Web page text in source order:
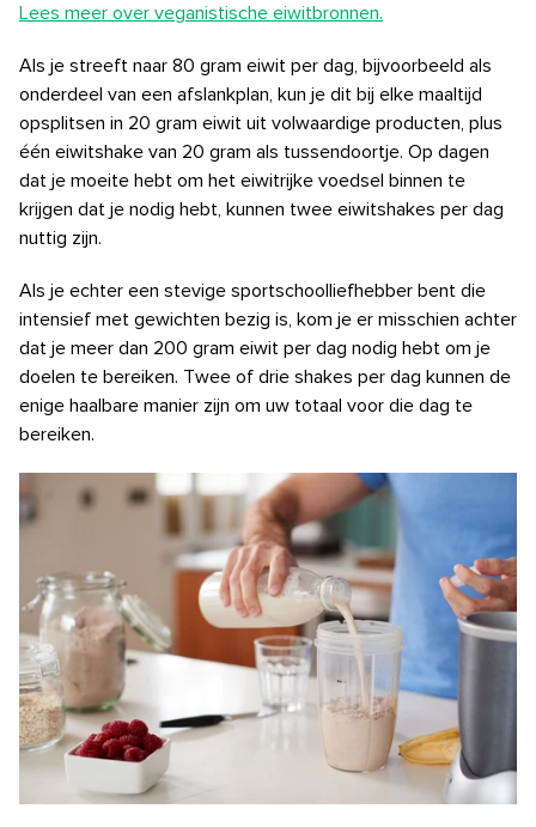
Lees meer over veganistische eiwitbronnen.
Als je streeft naar 80 gram eiwit per dag, bijvoorbeeld als
onderdeel van een afslankplan, kun je dit bij elke maaltijd
opsplitsen in 20 gram eiwit uit volwaardige producten, plus
één eiwitshake van 20 gram als tussendoortje. Op dagen
dat je moeite hebt om het eiwitrijke voedsel binnen te
krijgen dat je nodig hebt, kunnen twee eiwitshakes per dag
nuttig zijn.
Als je echter een stevige sportschoolliefhebber bent die
intensief met gewichten bezig is, kom je er misschien achter
dat je meer dan 200 gram eiwit per dag nodig hebt om je
doelen te bereiken. Twee of drie shakes per dag kunnen de
enige haalbare manier zijn om uw totaal voor die dag te
bereiken.